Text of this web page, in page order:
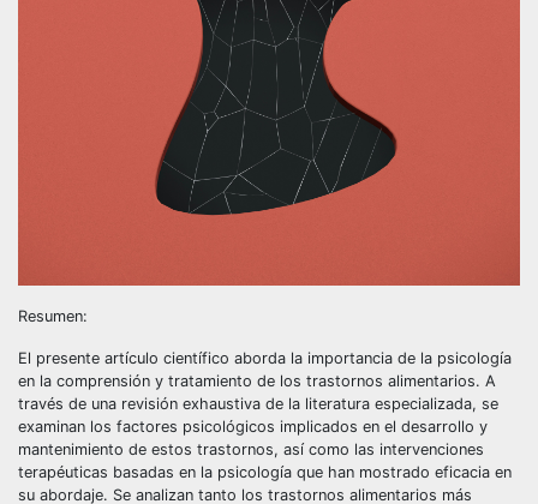
Resumen:
El presente artículo científico aborda la importancia de la psicología
en la comprensión y tratamiento de los trastornos alimentarios. A
través de una revisión exhaustiva de la literatura especializada, se
examinan los factores psicológicos implicados en el desarrollo y
mantenimiento de estos trastornos, así como las intervenciones
terapéuticas basadas en la psicología que han mostrado eficacia en
su abordaje. Se analizan tanto los trastornos alimentarios más